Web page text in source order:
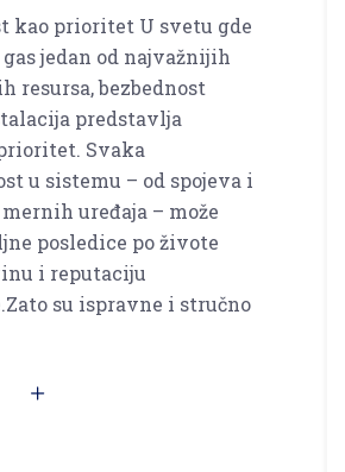
kao prioritet U svetu gde
jedan od najvažnijih
resursa, bezbednost
predstavlja
Svaka
u sistemu – od spojeva i
uređaja – može
posledice po živote
i reputaciju
su ispravne i stručno